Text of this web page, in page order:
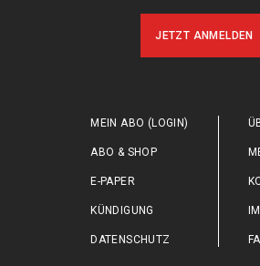
JETZT ANMELDEN
MEIN ABO (LOGIN)
ABO & SHOP
E-PAPER
KÜNDIGUNG
DATENSCHUTZ